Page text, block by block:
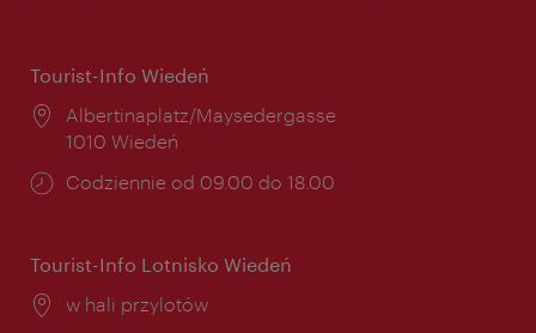
Tourist-Info Wiedeń
Miejsce:
Albertinaplatz/Maysedergasse
1010 Wiedeń
Godziny
Codziennie od 09.00 do 18.00
Tourist-Info Lotnisko Wiedeń
Miejsce:
w hali przylotów